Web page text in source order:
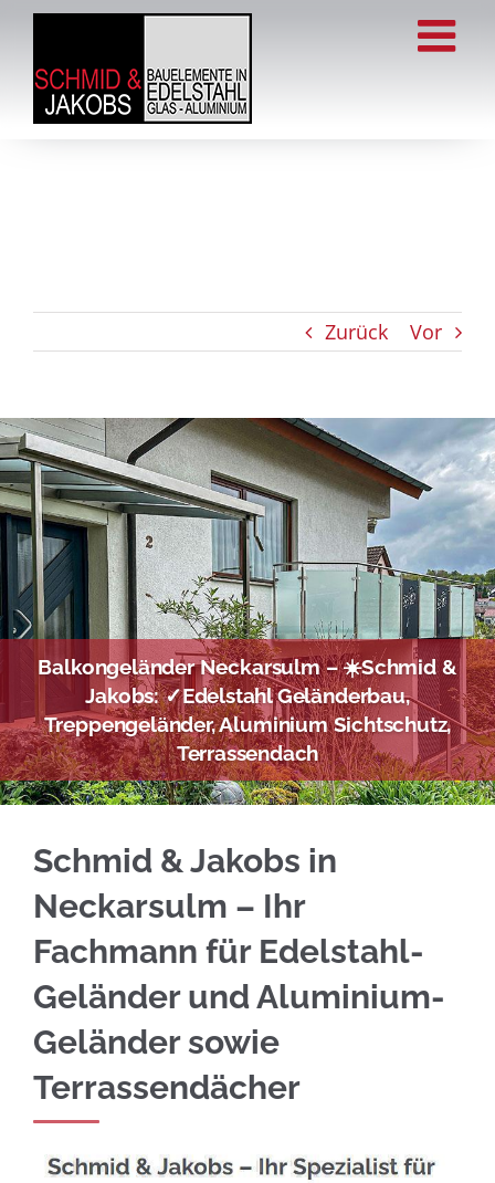
Zum
springen
Zurück Vor
Balkongeländer Neckarsulm – ☀️Schmid &
Jakobs: ✓Edelstahl Geländerbau,
Treppengeländer, Aluminium Sichtschutz,
Terrassendach
Schmid & Jakobs in
Neckarsulm – Ihr
Fachmann für Edelstahl-
Geländer und Aluminium-
Geländer sowie
Terrassendächer